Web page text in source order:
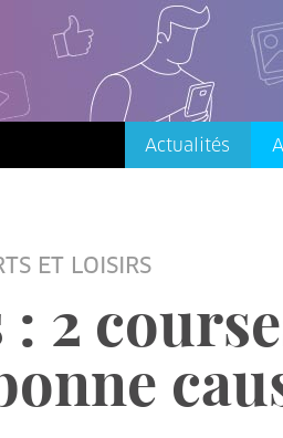
Actualités
ET LOISIRS
2